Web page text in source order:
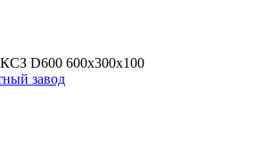
D600 600х300х100
завод